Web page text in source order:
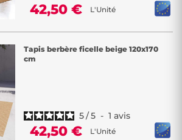
42,50 € L'Unité
Tapis berbère ficelle beige 120x170
cm
5/5 - 1 avis
42,50 € L'Unité